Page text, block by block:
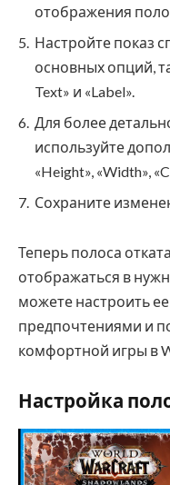
отображения
Настройте показ
основных опций,
Text» и «Label».
Для более
используйте
«Height», «Width»,
Сохраните
Теперь полоса
отображаться в
можете настроить
предпочтениями и
комфортной игры в
Настройка